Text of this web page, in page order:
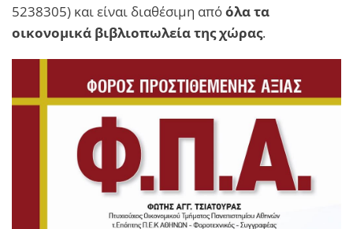
5238305) και είναι διαθέσιμη απόόλα τα
οικονομικά βιβλιοπωλεία της χώρας.